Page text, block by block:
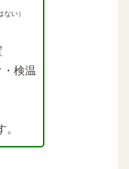
ない）
検温